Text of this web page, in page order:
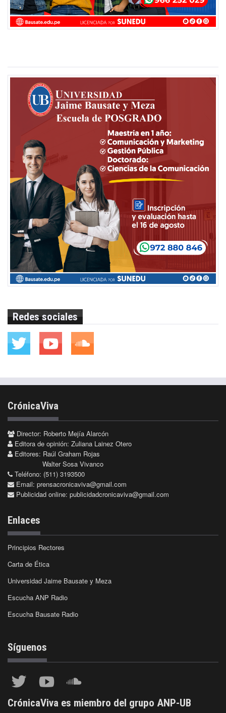
Redes sociales
CrónicaViva
Director: Roberto Mejía Alarcón
Editora de opinión: Zuliana Lainez Otero
Editores: Raúl Graham Rojas
Walter Sosa Vivanco
Teléfono: (511) 3193500
Email: prensacronicaviva@gmail.com
Publicidad online: publicidadcronicaviva@gmail.com
Enlaces
Principios Rectores
Carta de Ética
Universidad Jaime Bausate y Meza
Escucha ANP Radio
Escucha Bausate Radio
Síguenos
CrónicaViva es miembro del grupo ANP-UB